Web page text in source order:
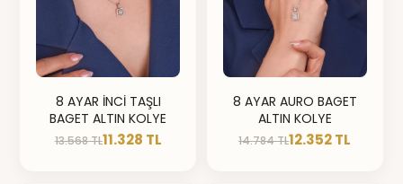
8 AYAR İNCİ TAŞLI
BAGET ALTIN KOLYE
13.568 TL11.328 TL
8 AYAR AURO BAGET
ALTIN KOLYE
14.784 TL12.352 TL